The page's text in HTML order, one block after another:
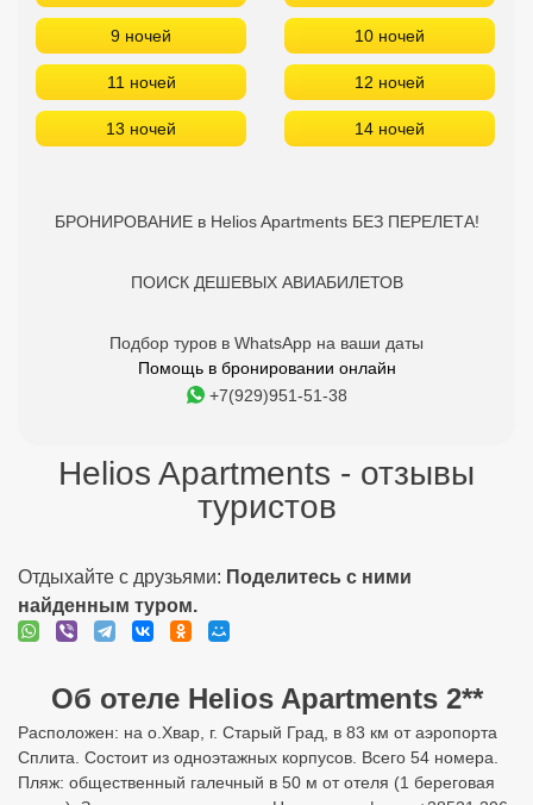
9 ночей 10 ночей
11 ночей 12 ночей
13 ночей 14 ночей
БРОНИРОВАНИЕ в Helios Apartments БЕЗ ПЕРЕЛЕТА!
ПОИСК ДЕШЕВЫХ АВИАБИЛЕТОВ
Подбор туров в WhatsApp на ваши даты
Помощь в бронировании онлайн
+7(929)951-51-38
Helios Apartments - отзывы
туристов
Отдыхайте с друзьями: Поделитесь с ними
найденным туром.
Об отеле Helios Apartments 2**
Расположен: на о.Хвар, г. Старый Град, в 83 км от аэропорта
Сплита. Состоит из одноэтажных корпусов. Всего 54 номера.
Пляж: общественный галечный в 50 м от отеля (1 береговая